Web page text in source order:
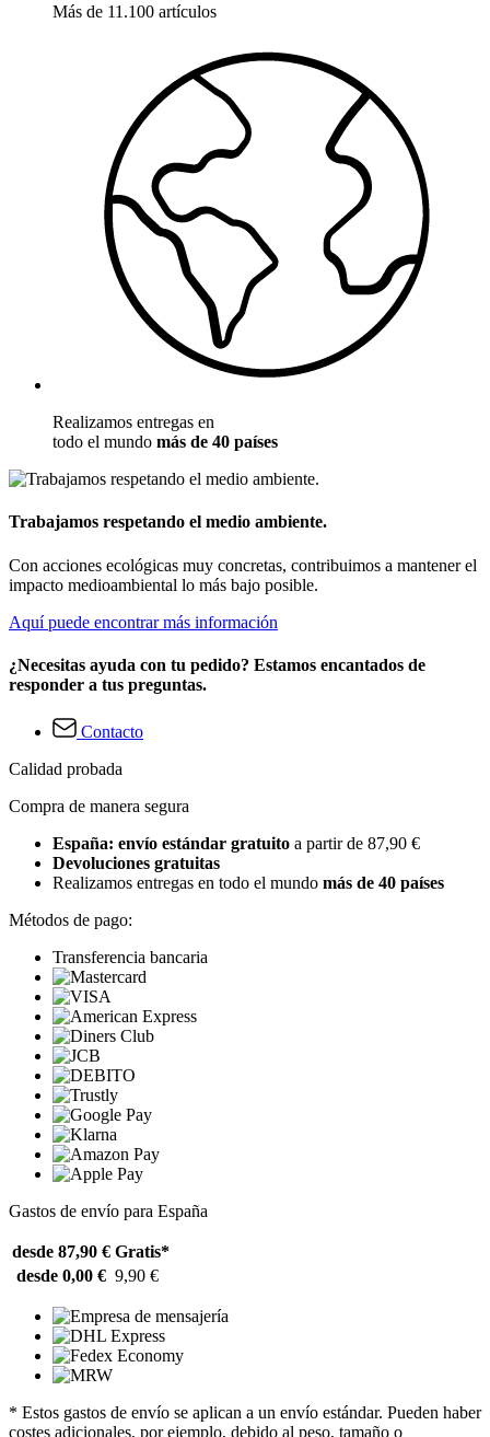
Más de 11.100 artículos
Realizamos entregas en
todo el mundo más de 40 países
Trabajamos respetando el medio ambiente.
Con acciones ecológicas muy concretas, contribuimos a mantener el
impacto medioambiental lo más bajo posible.
Aquí puede encontrar más información
¿Necesitas ayuda con tu pedido? Estamos encantados de
responder a tus preguntas.
Contacto
Calidad probada
Compra de manera segura
España: envío estándar gratuito a partir de 87,90 €
Devoluciones gratuitas
Realizamos entregas en todo el mundo más de 40 países
Métodos de pago:
Transferencia bancaria
Gastos de envío para España
desde 87,90 € Gratis*
desde 0,00 € 9,90 €
* Estos gastos de envío se aplican a un envío estándar. Pueden haber
costes adicionales, por ejemplo, debido al peso, tamaño o